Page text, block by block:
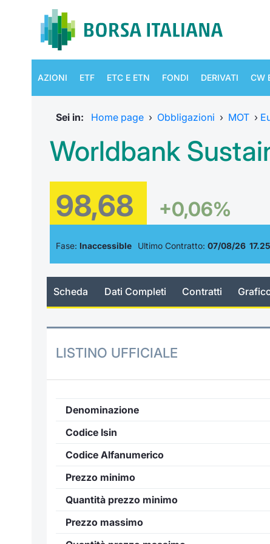
AZIONI ETF ETC E ETN FONDI DERIVATI CW
Sei in: Home page › Obbligazioni › MOT ›
Worldbank
98,68 +0,06%
Fase: Inaccessible Ultimo Contratto: 07/08/26
Scheda Dati Completi Contratti
LISTINO UFFICIALE
Denominazione
Codice Isin
Codice Alfanumerico
Prezzo minimo
Quantità prezzo minimo
Prezzo massimo